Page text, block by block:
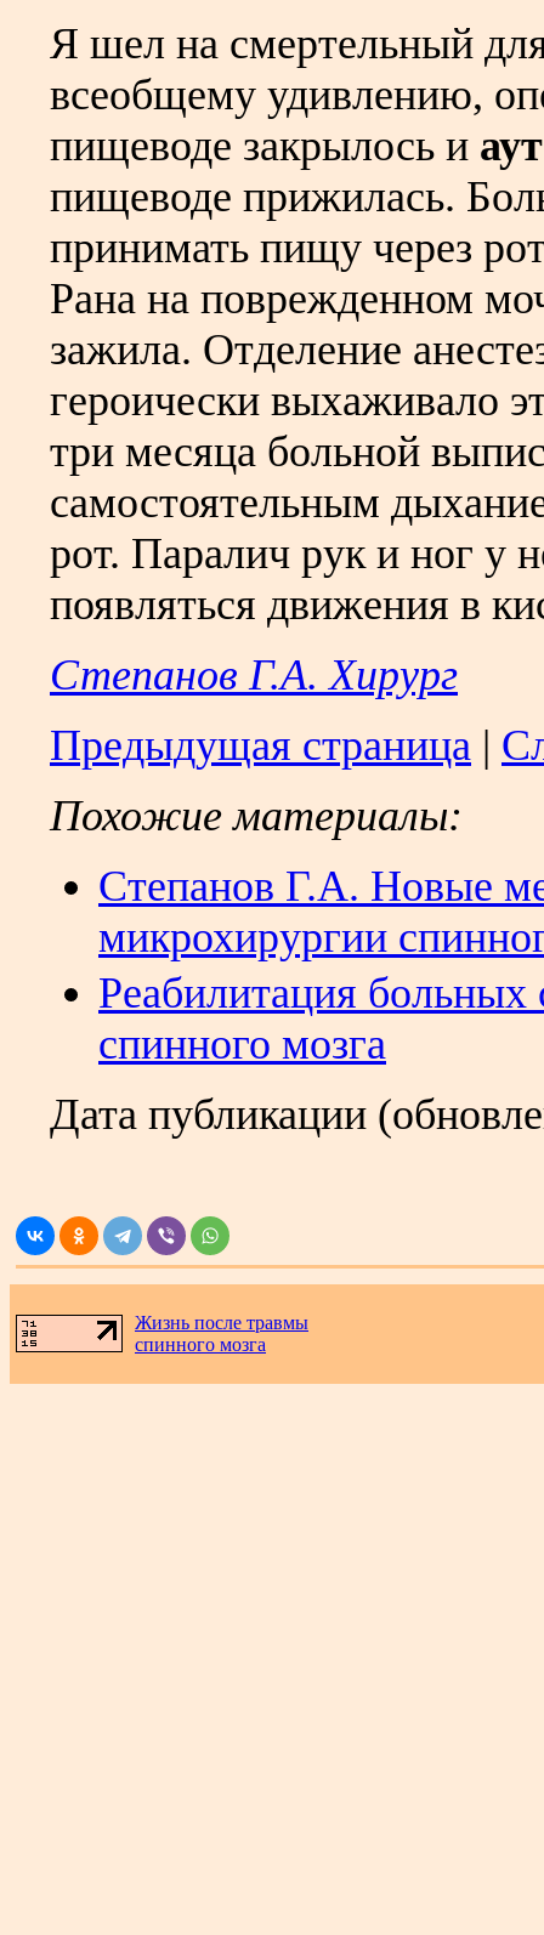
Я шел на смертельный
всеобщему удивлению,
пищеводе закрылось и
пищеводе прижилась.
принимать пищу через
Рана на поврежденном
зажила. Отделение
героически выхаживало
три месяца больной
самостоятельным
рот. Паралич рук и ног у
появляться движения в
Степанов Г.А. Хирург
Предыдущая страница |
Похожие материалы:
Степанов Г.А. Новые
микрохирургии
Реабилитация больных
спинного мозга
Дата публикации
Жизнь после травмы
спинного мозга